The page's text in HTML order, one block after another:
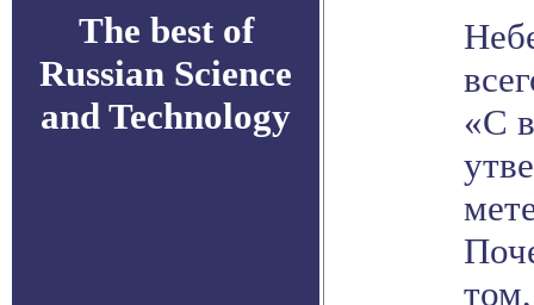
The best of
Russian Science
and Technology
«С